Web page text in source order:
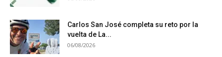
Carlos San José completa su reto por la
vuelta de La...
06/08/2026